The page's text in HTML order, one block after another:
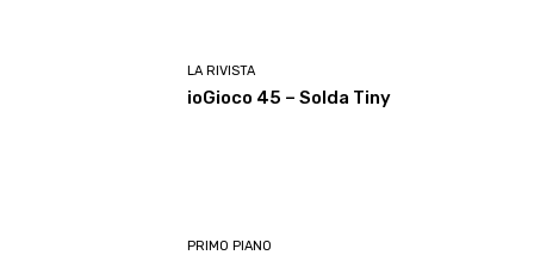
LA RIVISTA
ioGioco 45 – Solda Tiny
PRIMO PIANO